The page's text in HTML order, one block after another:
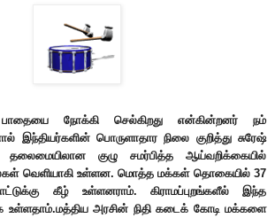
பாதையை நோக்கி செல்கிறது என்கின்றனர் நம்
இந்தியர்களின் பொருளாதார நிலை குறித்து சுரேஷ்
குழு சமர்பித்த ஆய்வறிக்கையில்
வெளியாகி உள்ளன. மொத்த மக்கள் தொகையில் 37
கீழ் உள்ளனராம். கிராமப்புறங்களீல் இந்த
அரசின் நிதி கடைக் கோடி மக்களை